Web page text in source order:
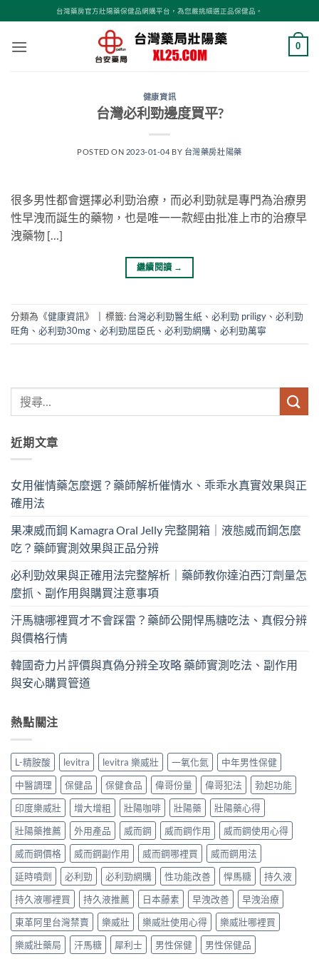
轉
台灣藥房官方壯陽藥保健品網購平台，為您嚴挑細選正品保健品。
0
健康資訊
台灣必利勁邊度買平?
POSTED ON 2023-01-04 BY 台灣藥房壯陽藥
很多男性都會選擇必利勁治療，而必利勁就是專門為治療男
性早洩而誕生的藥物，也是唯一一款經由批准上市的治療早
洩藥物 […]
繼續閱讀 →
分類為《健康資訊》 標籤: 台灣必利勁醫生紙 、 必利勁 priligy 、 必利勁
旺角 、 必利勁30mg 、 必利勁屈臣氏 、 必利勁網購 、 必利勁萬寧
近期文章
女用催情藥怎麼選？藥師解析催情水、乖乖水真實效果與正
確用法
果凍威而鋼 Kamagra Oral Jelly 完整開箱｜液態威而鋼怎麼
吃？藥師實測效果與正品分辨
必利勁效果與正確用法完整解析｜藥師教你達泊西汀劑量怎
麼抓、副作用與購買注意事項
汗馬糖哪裡買才不會踩雷？藥師公開悍馬糖吃法、真假分辨
與價格行情
韓國奇力片評價與真偽分辨全攻略 藥師實測吃法、副作用
與安心購買管道
熱點關注
L-精胺酸 levitra levitra 樂威壯 一氧化氮
中年男性保健
中醫調理
保健品 保健食品 偉哥份量 偉哥犯法
勃起功能
印度樂威壯
增大增粗 壯陽咖啡 壯陽藥
壯陽藥心得
壯陽藥推薦
外用產品 威而鋼 威而鋼作用
威而鋼使用心得
威而鋼價格
威而鋼副作用 威而鋼哪裡買
威而鋼用法
延時噴劑
必利勁 必利勁網購 性功能改善 悍馬糖
持久液
持久液哪裡買
持久液推薦 日本藤素 早洩改善
早洩治療
東革阿里台灣禁賣
樂威壯 樂威壯使用心得
樂威壯哪裡買
樂威壯藥局
汗馬糖 犀利士 男性保健 男性保健品